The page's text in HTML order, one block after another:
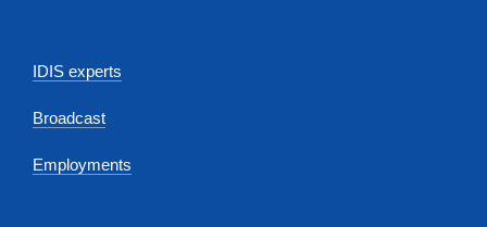
IDIS experts
Broadcast
Employments